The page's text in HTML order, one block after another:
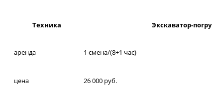
Техника Экскаватор-
аренда 1 смена/(8+1 час)
цена 26 000 руб.